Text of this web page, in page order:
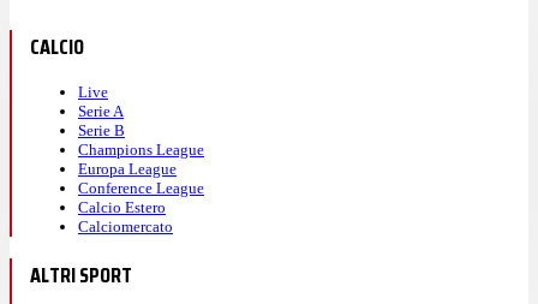
CALCIO
Live
Serie A
Serie B
Champions League
Europa League
Conference League
Calcio Estero
Calciomercato
ALTRI SPORT